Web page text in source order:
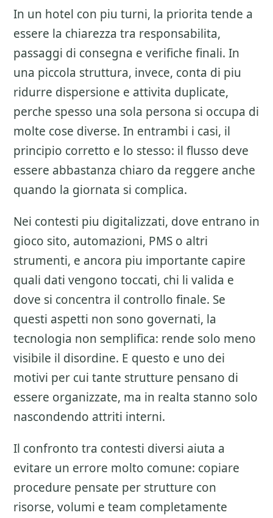
In un hotel con piu turni, la priorita tende a
essere la chiarezza tra responsabilita,
passaggi di consegna e verifiche finali. In
una piccola struttura, invece, conta di piu
ridurre dispersione e attivita duplicate,
perche spesso una sola persona si occupa di
molte cose diverse. In entrambi i casi, il
principio corretto e lo stesso: il flusso deve
essere abbastanza chiaro da reggere anche
quando la giornata si complica.
Nei contesti piu digitalizzati, dove entrano in
gioco sito, automazioni, PMS o altri
strumenti, e ancora piu importante capire
quali dati vengono toccati, chi li valida e
dove si concentra il controllo finale. Se
questi aspetti non sono governati, la
tecnologia non semplifica: rende solo meno
visibile il disordine. E questo e uno dei
motivi per cui tante strutture pensano di
essere organizzate, ma in realta stanno solo
nascondendo attriti interni.
Il confronto tra contesti diversi aiuta a
evitare un errore molto comune: copiare
procedure pensate per strutture con
risorse, volumi e team completamente